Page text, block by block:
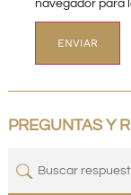
navegador para
PREGUNTAS Y